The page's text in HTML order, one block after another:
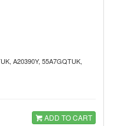
A20390Y, 55A7GQTUK,
ADD TO CART